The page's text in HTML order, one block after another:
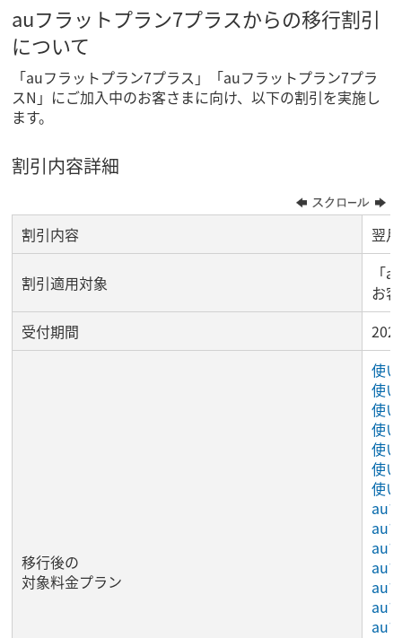
auフラットプラン7プラスからの移行割引
について
「auフラットプラン7プラス」「auフラットプラン7プラ
スN」にご加入中のお客さまに向け、以下の割引を実施し
ます。
割引内容詳細
割引内容 翌
割引適用対象
「
お
受付期間
移行後の
対象料金プラン
使
使
使
使
使
使
使
au
au
au
au
au
au
au